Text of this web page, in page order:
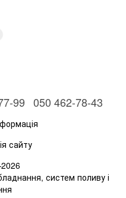
99 050 462-78-43
сайту
систем поливу і